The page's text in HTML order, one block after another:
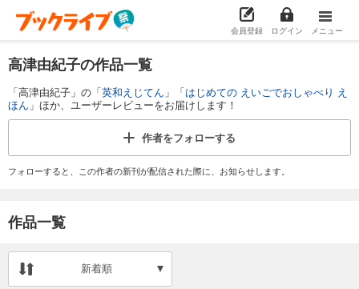
会員登録 ログイン メニュー
高津由紀子の作品一覧
「高津由紀子」の「英和えじてん 」「はじめての えいごでおしゃべり え
ほん 」ほか、ユーザーレビューをお届けします！
作者をフォローする
フォローすると、この作者の新刊が配信された際に、お知らせします。
作品一覧
新着順